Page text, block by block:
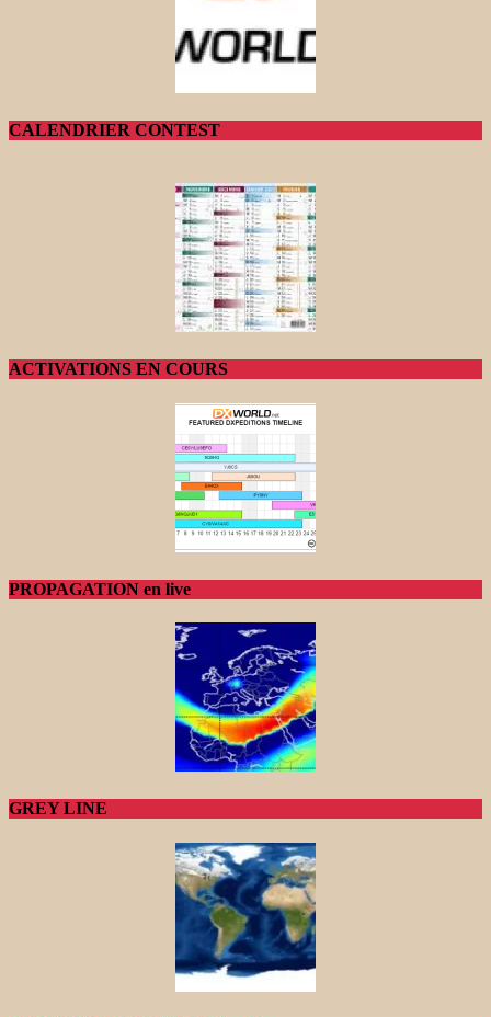
CALENDRIER CONTEST
ACTIVATIONS EN COURS
PROPAGATION en live
GREY LINE